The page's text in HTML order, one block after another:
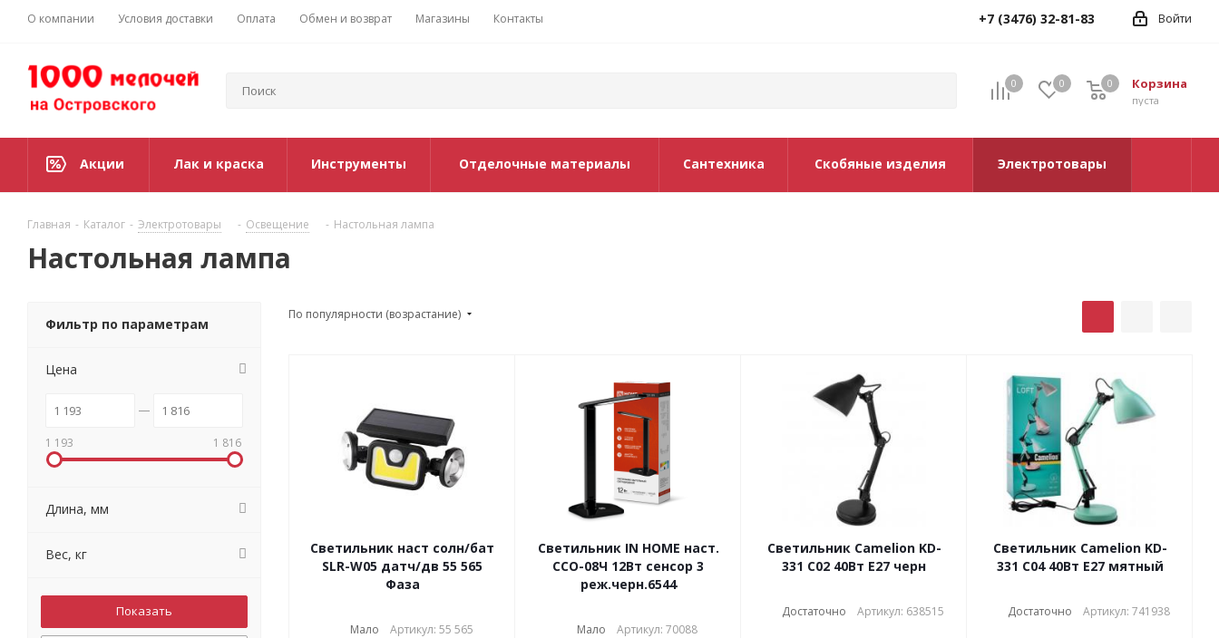
О компании Условия доставки Оплата Обмен и возврат Магазины Контакты Войти
+7 (3476) 32-81-83
0 0 Корзина
0
пуста
0
Акции Лак и краска Инструменты Отделочные материалы Сантехника Скобяные изделия Электротовары
Главная - Каталог - Электротовары - Освещение - Настольная лампа
Настольная лампа
По популярности (возрастание)
Светильник наст солн/бат
SLR-W05 датч/дв 55 565
Фаза
Мало Артикул: 55 565
Светильник IN HOME наст.
ССО-08Ч 12Вт сенсор 3
реж.черн.6544
Мало Артикул: 70088
Светильник Camelion KD-
331 С02 40Вт Е27 черн
Достаточно Артикул: 638515
Светильник Camelion KD-
331 С04 40Вт Е27 мятный
Достаточно Артикул: 741938
Фильтр по параметрам
Цена
1 193 1 816
Длина, мм
Вес, кг